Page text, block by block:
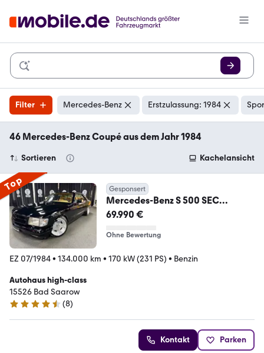
Filter Mercedes-Benz Erstzulassung: 1984
46 Mercedes-Benz Coupé aus dem Jahr 1984
Sortieren Kachelansicht
Top Gesponsert
Mercedes-Benz S 500 SEC
SAMMLERZUSTAND/AMG/80ER/
69.990 €
Ohne Bewertung
EZ 07/1984• 134.000 km • 170 kW (231 PS) • Benzin
Autohaus high-class
15526 Bad Saarow
4.4 Sterne
(8)
Kontakt Parken